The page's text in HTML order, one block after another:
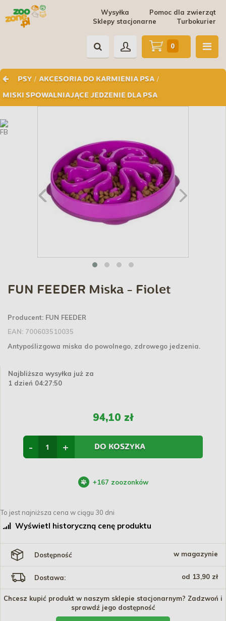
Pomoc dla zwierząt
Wysyłka
Turbokurier
Sklepy stacjonarne
PSY / AKCESORIA DO KARMIENIA PSA /
MISKI SPOWALNIAJĄCE JEDZENIE DLA PSA
0
FUN FEEDER Miska - Fiolet
Producent: FUN FEEDER
EAN: 700603510035
Antypoślizgowa miska do powolnego, zdrowego jedzenia.
Najbliższa wysyłka już za
1 dzień 04:27:49
94,10 zł
+
- DO KOSZYKA
+167 zoozonków
To jest najniższa cena w ciągu 30 dni
Wyświetl historyczną cenę produktu
Dostępność w magazynie
Dostawa: od 13,90 zł
Chcesz kupić produkt w naszym sklepie stacjonarnym? Zadzwoń i
sprawdź jego dostępność